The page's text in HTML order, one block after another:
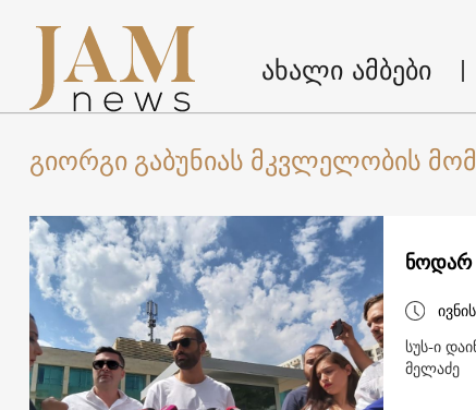
ახალი ამბები
გიორგი გაბუნიას მკვლელობის
ნოდარ
სუს-ი
მელაძე